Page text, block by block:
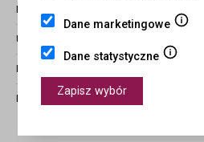
USTAWIENIA COOKIES
Dane marketingowe
Dane statystyczne
Zapisz wybór